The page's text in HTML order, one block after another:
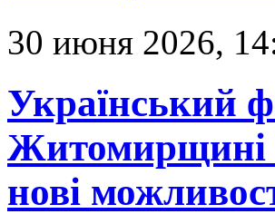
30 июня 2026,
Український
Житомирщині
нові